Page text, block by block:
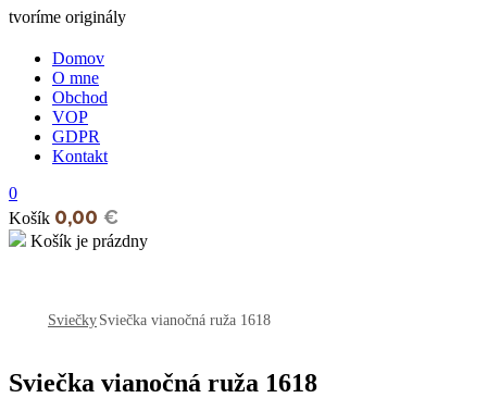
tvoríme originály
Domov
O mne
Obchod
VOP
GDPR
Kontakt
0
Košík 0,00 €
Košík je prázdny
Sviečky Sviečka vianočná ruža 1618
Sviečka vianočná ruža 1618